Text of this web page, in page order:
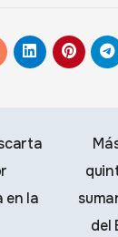
en la
del